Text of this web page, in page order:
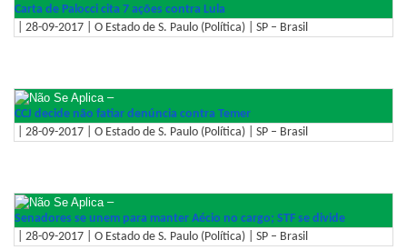
Carta de Palocci cita 7 ações contra Lula
| 28-09-2017 | O Estado de S. Paulo (Política) | SP – Brasil
–
CCJ decide não fatiar denúncia contra Temer
| 28-09-2017 | O Estado de S. Paulo (Política) | SP – Brasil
–
Senadores se unem para manter Aécio no cargo; STF se divide
| 28-09-2017 | O Estado de S. Paulo (Política) | SP – Brasil